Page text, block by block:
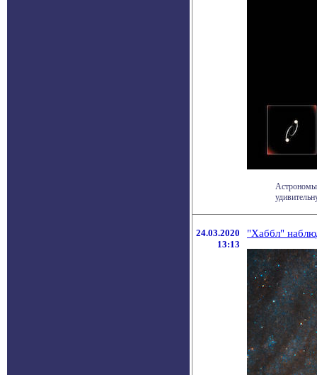
Астрономы
24.03.2020
13:13
"Хаббл"